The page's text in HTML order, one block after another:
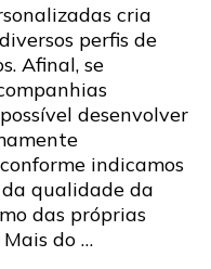
cria
perfis de
Afinal, se
desenvolver
indicamos
qualidade da
das próprias
do …